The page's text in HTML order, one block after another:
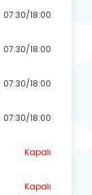
07:30/18:00
07:30/18:00
07:30/18:00
07:30/18:00
Kapalı
Kapalı